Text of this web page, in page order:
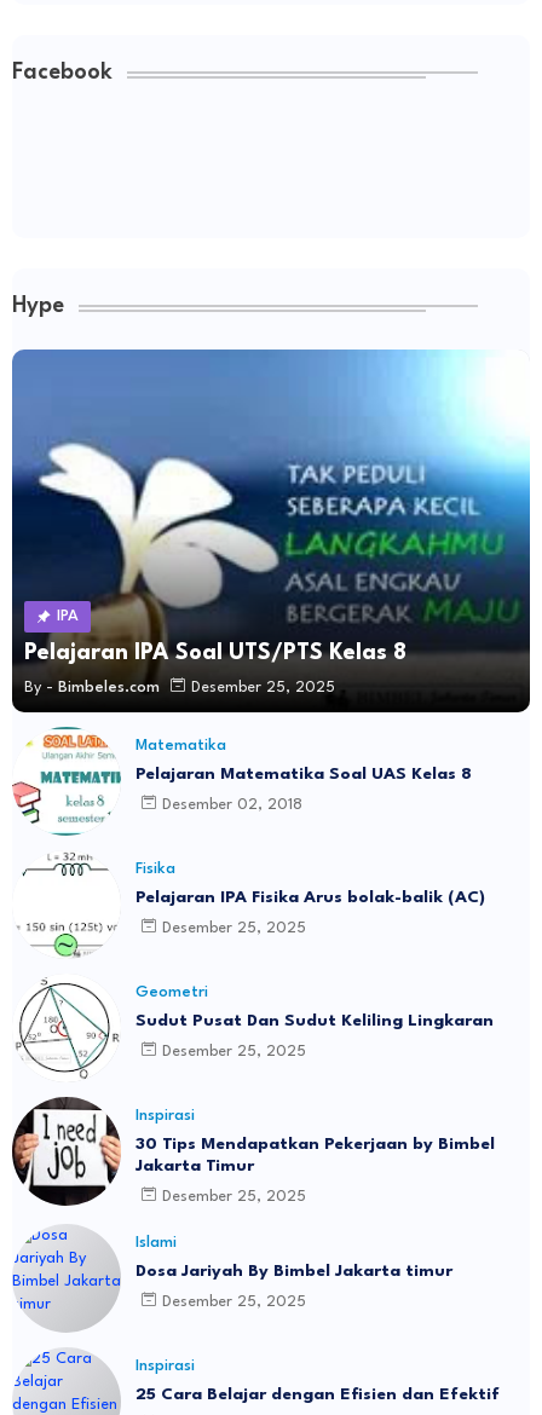
Facebook
Hype
IPA
Pelajaran IPA Soal UTS/PTS Kelas 8
By - Bimbeles.com Desember 25, 2025
Matematika
Pelajaran Matematika Soal UAS Kelas 8
Desember 02, 2018
Fisika
Pelajaran IPA Fisika Arus bolak-balik (AC)
Desember 25, 2025
Geometri
Sudut Pusat Dan Sudut Keliling Lingkaran
Desember 25, 2025
Inspirasi
30 Tips Mendapatkan Pekerjaan by Bimbel
Jakarta Timur
Desember 25, 2025
Islami
Dosa Jariyah By Bimbel Jakarta timur
Desember 25, 2025
Inspirasi
25 Cara Belajar dengan Efisien dan Efektif